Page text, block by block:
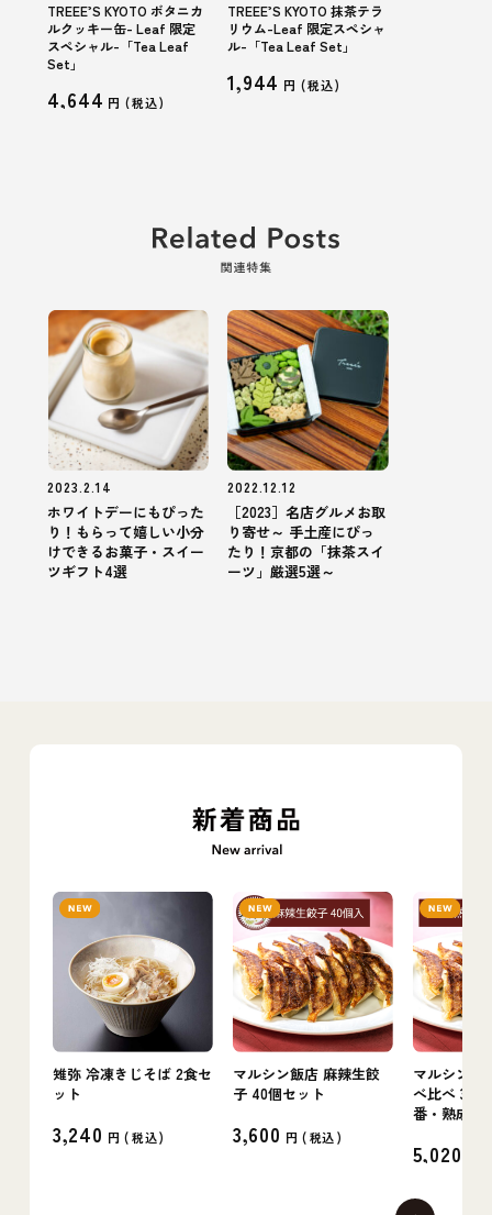
TREEE’S KYOTO ボタニカ
ルクッキー缶- Leaf 限定
スペシャル-「Tea Leaf
Set」
4,644 円 (税込)
TREEE’S KYOTO 抹茶テラ
リウム-Leaf 限定スペシャ
ル-「Tea Leaf Set」
1,944 円 (税込)
2023.2.14
ホワイトデーにもぴった
り！もらって嬉しい小分
けできるお菓子・スイー
ツギフト4選
2022.12.12
［2023］名店グルメお取
り寄せ～ 手土産にぴっ
たり！京都の「抹茶スイ
ーツ」厳選5選～
雉弥 冷凍きじそば 2食セ
ット
3,240 円 (税込)
マルシン飯店 麻辣生餃
子 40個セット
3,600 円 (税込)
マルシン飯
べ比べ 3箱
番・熟成・
5,020